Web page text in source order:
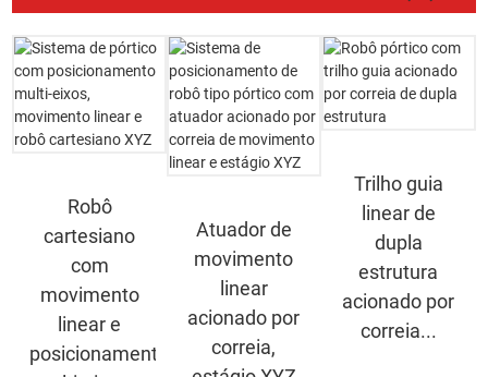
Robô
cartesiano
com
movimento
linear e
posicionamento
Atuador de
movimento
linear
acionado por
correia,
Trilho guia
linear de
dupla
estrutura
acionado por
correia...